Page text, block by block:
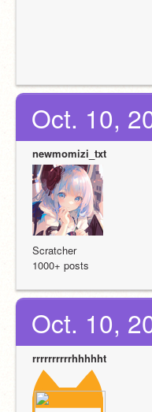
Oct. 10,
newmomizi_txt
Scratcher
1000+ posts
Oct. 10,
rrrrrrrrrrhhhhht